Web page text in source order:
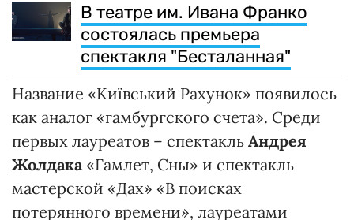
В театре им. Ивана Франко
состоялась премьера
спектакля "Бесталанная"
Название «Київський Рахунок» появилось
как аналог «гамбургского счета». Среди
первых лауреатов – спектакль Андрея
Жолдака «Гамлет, Сны» и спектакль
мастерской «Дах» «В поисках
потерянного времени», лауреатами